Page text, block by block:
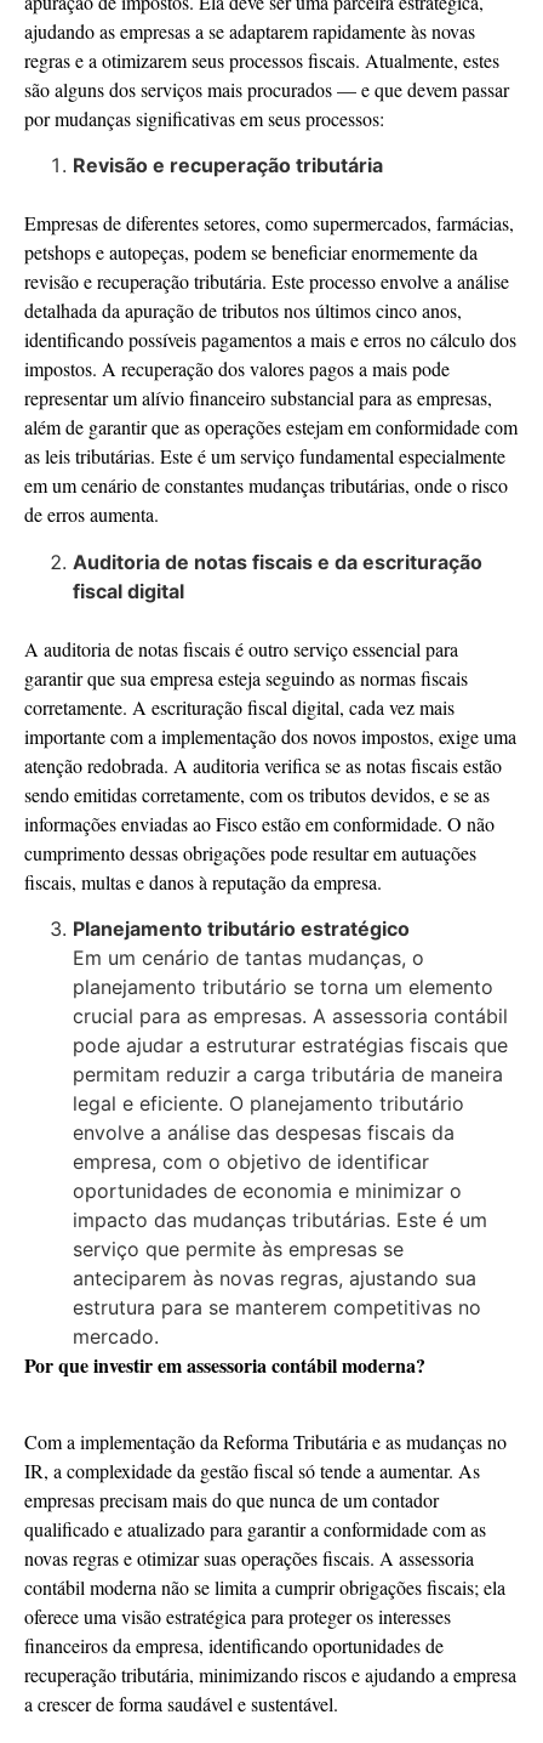
ajudando as empresas a se adaptarem rapidamente às novas
regras e a otimizarem seus processos fiscais. Atualmente, estes
são alguns dos serviços mais procurados — e que devem passar
por mudanças significativas em seus processos:
Revisão e recuperação tributária
Empresas de diferentes setores, como supermercados, farmácias,
petshops e autopeças, podem se beneficiar enormemente da
revisão e recuperação tributária. Este processo envolve a análise
detalhada da apuração de tributos nos últimos cinco anos,
identificando possíveis pagamentos a mais e erros no cálculo dos
impostos. A recuperação dos valores pagos a mais pode
representar um alívio financeiro substancial para as empresas,
além de garantir que as operações estejam em conformidade com
as leis tributárias. Este é um serviço fundamental especialmente
em um cenário de constantes mudanças tributárias, onde o risco
de erros aumenta.
Auditoria de notas fiscais e da escrituração
fiscal digital
A auditoria de notas fiscais é outro serviço essencial para
garantir que sua empresa esteja seguindo as normas fiscais
corretamente. A escrituração fiscal digital, cada vez mais
importante com a implementação dos novos impostos, exige uma
atenção redobrada. A auditoria verifica se as notas fiscais estão
sendo emitidas corretamente, com os tributos devidos, e se as
informações enviadas ao Fisco estão em conformidade. O não
cumprimento dessas obrigações pode resultar em autuações
fiscais, multas e danos à reputação da empresa.
Planejamento tributário estratégico
Em um cenário de tantas mudanças, o
planejamento tributário se torna um elemento
crucial para as empresas. A assessoria contábil
pode ajudar a estruturar estratégias fiscais que
permitam reduzir a carga tributária de maneira
legal e eficiente. O planejamento tributário
envolve a análise das despesas fiscais da
empresa, com o objetivo de identificar
oportunidades de economia e minimizar o
impacto das mudanças tributárias. Este é um
serviço que permite às empresas se
anteciparem às novas regras, ajustando sua
estrutura para se manterem competitivas no
mercado.
Por que investir em assessoria contábil moderna?
Com a implementação da Reforma Tributária e as mudanças no
IR, a complexidade da gestão fiscal só tende a aumentar. As
empresas precisam mais do que nunca de um contador
qualificado e atualizado para garantir a conformidade com as
novas regras e otimizar suas operações fiscais. A assessoria
contábil moderna não se limita a cumprir obrigações fiscais; ela
oferece uma visão estratégica para proteger os interesses
financeiros da empresa, identificando oportunidades de
recuperação tributária, minimizando riscos e ajudando a empresa
a crescer de forma saudável e sustentável.